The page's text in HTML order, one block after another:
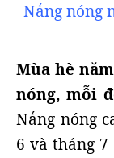
Nắng nóng
Mùa hè
nóng, mỗi
Nắng nóng
6 và tháng